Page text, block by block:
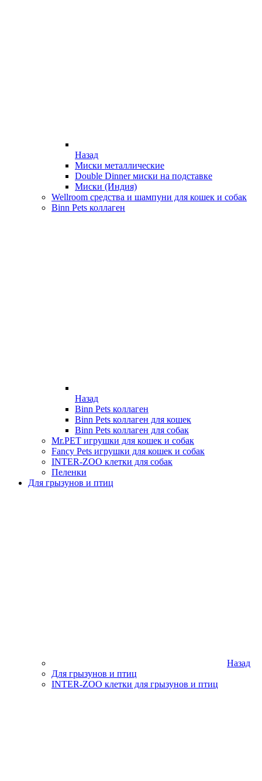
Назад
Миски металлические
Double Dinner миски на подставке
Миски (Индия)
Wellroom средства и шампуни для кошек и собак
Binn Pets коллаген
Назад
Binn Pets коллаген
Binn Pets коллаген для кошек
Binn Pets коллаген для собак
Mr.PET игрушки для кошек и собак
Fancy Pets игрушки для кошек и собак
INTER-ZOO клетки для собак
Пеленки
Для грызунов и птиц
Назад
Для грызунов и птиц
INTER-ZOO клетки для грызунов и птиц